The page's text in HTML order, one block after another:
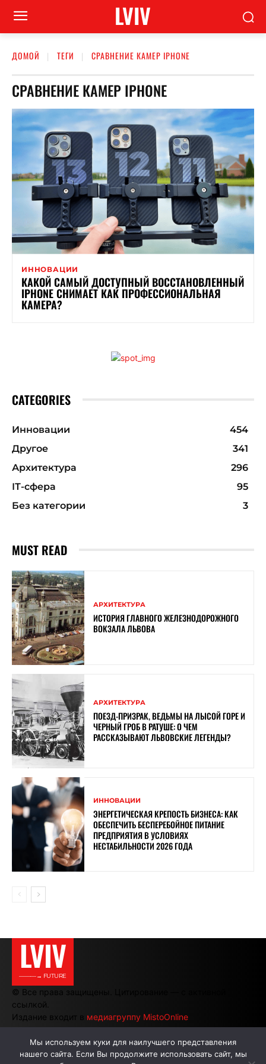
LVIV
ДОМОЙ ТЕГИ СРАВНЕНИЕ КАМЕР IPHONE
СРАВНЕНИЕ КАМЕР IPHONE
ИННОВАЦИИ
КАКОЙ САМЫЙ ДОСТУПНЫЙ ВОССТАНОВЛЕННЫЙ
IPHONE СНИМАЕТ КАК ПРОФЕССИОНАЛЬНАЯ
КАМЕРА?
CATEGORIES
Инновации
454
Другое
341
Архитектура
296
ІТ-сфера
95
Без категории
3
MUST READ
АРХИТЕКТУРА
ИСТОРИЯ ГЛАВНОГО ЖЕЛЕЗНОДОРОЖНОГО
ВОКЗАЛА ЛЬВОВА
АРХИТЕКТУРА
ПОЕЗД-ПРИЗРАК, ВЕДЬМЫ НА ЛЫСОЙ ГОРЕ И
ЧЕРНЫЙ ГРОБ В РАТУШЕ: О ЧЕМ
РАССКАЗЫВАЮТ ЛЬВОВСКИЕ ЛЕГЕНДЫ?
ИННОВАЦИИ
ЭНЕРГЕТИЧЕСКАЯ КРЕПОСТЬ БИЗНЕСА: КАК
ОБЕСПЕЧИТЬ БЕСПЕРЕБОЙНОЕ ПИТАНИЕ
ПРЕДПРИЯТИЯ В УСЛОВИЯХ
НЕСТАБИЛЬНОСТИ 2026 ГОДА
LVIV
———→ FUTURE
© Все права защищены. Цитирование — с активной
ссылкой.
Издание входит в медиагруппу MistoOnline
АВТОРЫ РЕКЛАМА НА САЙТЕ
Мы используем куки для наилучшего представления
нашего сайта. Если Вы продолжите использовать сайт, мы